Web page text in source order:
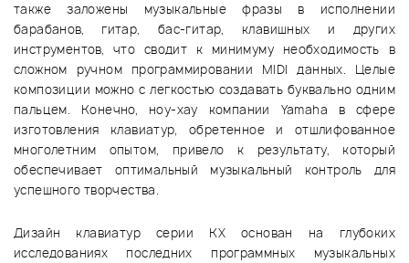
также заложены музыкальные фразы в исполнении
барабанов, гитар, бас-гитар, клавишных и других
инструментов, что сводит к минимуму необходимость в
сложном ручном программировании MIDI данных. Целые
композиции можно с легкостью создавать буквально одним
пальцем. Конечно, ноу-хау компании Yamaha в сфере
изготовления клавиатур, обретенное и отшлифованное
многолетним опытом, привело к результату, который
обеспечивает оптимальный музыкальный контроль для
успешного творчества.
Дизайн клавиатур серии KX основан на глубоких
исследованиях последних программных музыкальных